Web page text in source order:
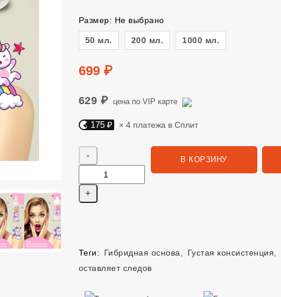
Размер: Не выбрано
Размер
50 мл. 200 мл. 1000 мл.
Цена
699 ₽
629 ₽ цена по VIP карте
Яндекс Сплит. 175 руб, 4 платежа в Сплит
175 ₽ × 4 платежа в Сплит
В КОРЗИНУ
Теги: Гибридная основа Густая консистенция
оставляет следов